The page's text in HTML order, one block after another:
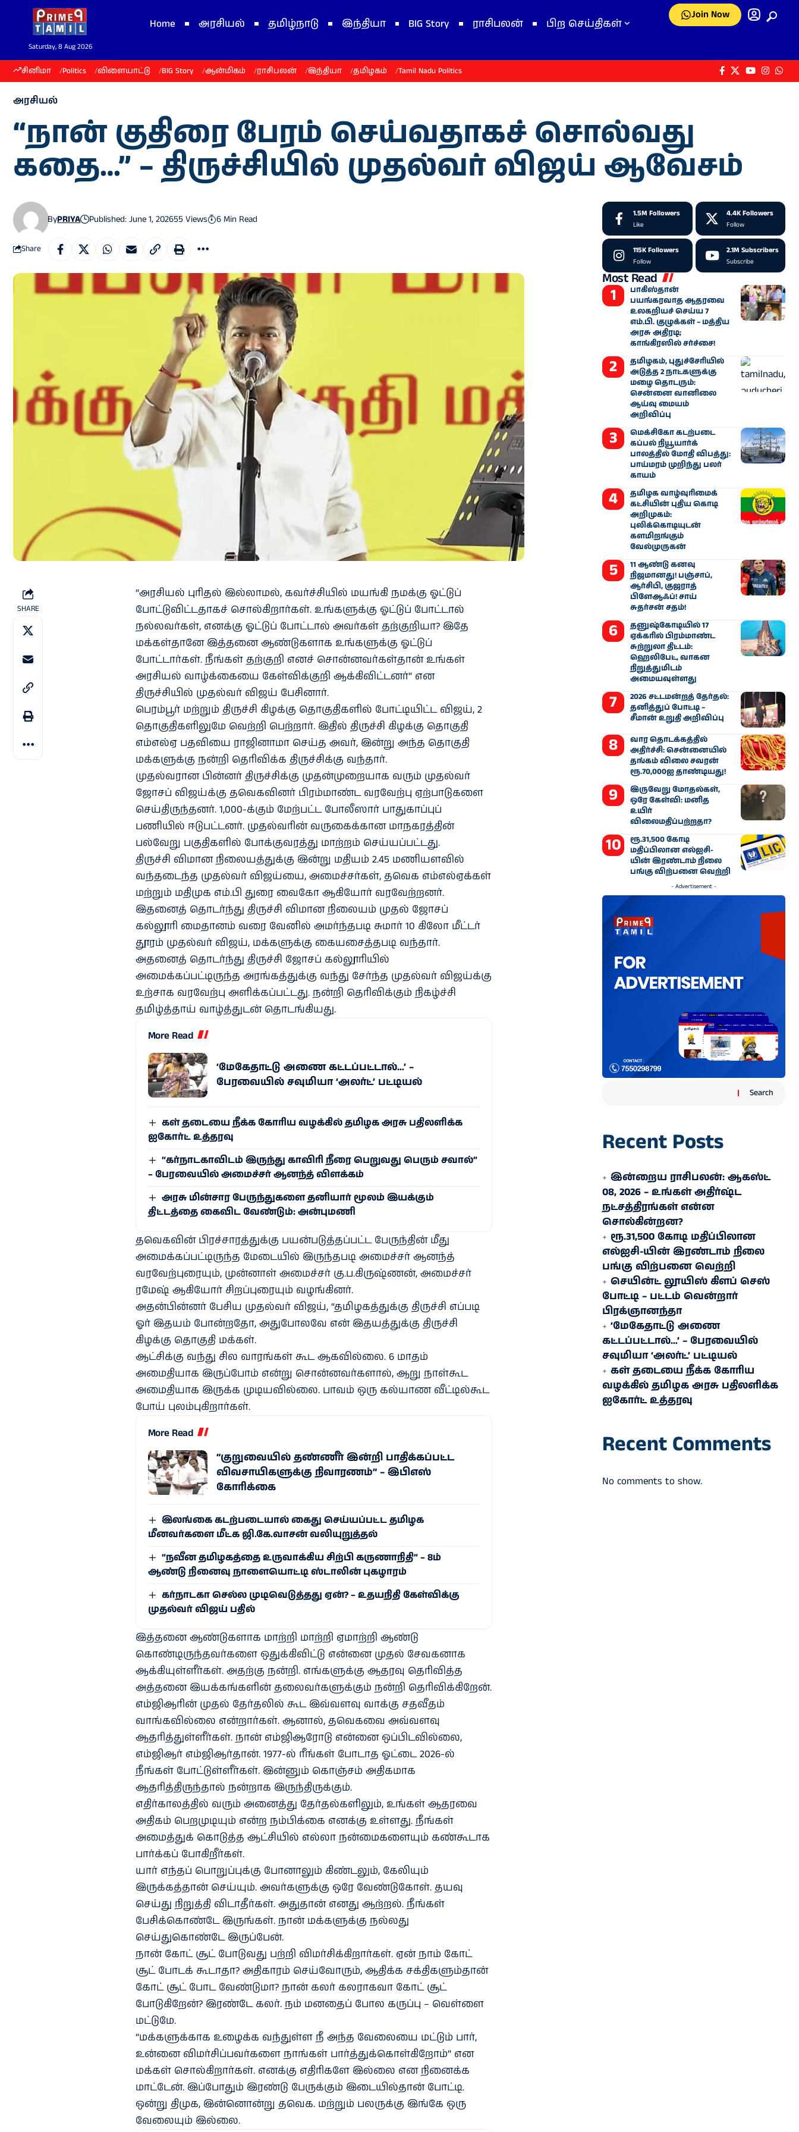
Saturday, 8 Aug 2026
Home அரசியல் தமிழ்நாடு இந்தியா BIG Story ராசிபலன் பிற செய்திகள்
Join Now
சினிமா Politics விளையாட்டு BIG Story ஆன்மிகம் ராசிபலன் இந்தியா தமிழகம் Tamil Nadu Politics
அரசியல்
“நான் குதிரை பேரம் செய்வதாகச் சொல்வது
கதை…” – திருச்சியில் முதல்வர் விஜய் ஆவேசம்
ByPRIYA Published: June 1, 202655 Views 6 Min Read
Share
SHARE
“அரசியல் புரிதல் இல்லாமல், கவர்ச்சியில் மயங்கி நமக்கு ஓட்டுப்
போட்டுவிட்டதாகச் சொல்கிறார்கள். உங்களுக்கு ஓட்டுப் போட்டால்
நல்லவர்கள், எனக்கு ஓட்டுப் போட்டால் அவர்கள் தற்குறியா? இதே
மக்கள்தானே இத்தனை ஆண்டுகளாக உங்களுக்கு ஓட்டுப்
போட்டார்கள். நீங்கள் தற்குறி எனச் சொன்னவர்கள்தான் உங்கள்
அரசியல் வாழ்க்கையை கேள்விக்குறி ஆக்கிவிட்டனர்” என
திருச்சியில் முதல்வர் விஜய் பேசினார்.
பெரம்பூர் மற்றும் திருச்சி கிழக்கு தொகுதிகளில் போட்டியிட்ட விஜய், 2
தொகுதிகளிலுமே வெற்றி பெற்றார். இதில் திருச்சி கிழக்கு தொகுதி
எம்எல்ஏ பதவியை ராஜினாமா செய்த அவர், இன்று அந்த தொகுதி
மக்களுக்கு நன்றி தெரிவிக்க திருச்சிக்கு வந்தார்.
முதல்வரான பின்னர் திருச்சிக்கு முதன்முறையாக வரும் முதல்வர்
ஜோசப் விஜய்க்கு தவெகவினர் பிரம்மாண்ட வரவேற்பு ஏற்பாடுகளை
செய்திருந்தனர். 1,000-க்கும் மேற்பட்ட போலீஸார் பாதுகாப்புப்
பணியில் ஈடுபட்டனர். முதல்வரின் வருகைக்கான மாநகரத்தின்
பல்வேறு பகுதிகளில் போக்குவரத்து மாற்றம் செய்யப்பட்டது.
திருச்சி விமான நிலையத்துக்கு இன்று மதியம் 2.45 மணியளவில்
வந்தடைந்த முதல்வர் விஜய்யை, அமைச்சர்கள், தவெக எம்எல்ஏக்கள்
மற்றும் மதிமுக எம்.பி துரை வைகோ ஆகியோர் வரவேற்றனர்.
இதனைத் தொடர்ந்து திருச்சி விமான நிலையம் முதல் ஜோசப்
கல்லூரி மைதானம் வரை வேனில் அமர்ந்தபடி சுமார் 10 கிலோ மீட்டர்
தூரம் முதல்வர் விஜய், மக்களுக்கு கையசைத்தபடி வந்தார்.
அதனைத் தொடர்ந்து திருச்சி ஜோசப் கல்லூரியில்
அமைக்கப்பட்டிருந்த அரங்கத்துக்கு வந்து சேர்ந்த முதல்வர் விஜய்க்கு
உற்சாக வரவேற்பு அளிக்கப்பட்டது. நன்றி தெரிவிக்கும் நிகழ்ச்சி
தமிழ்த்தாய் வாழ்த்துடன் தொடங்கியது.
More Read
‘மேகேதாட்டு அணை கட்டப்பட்டால்…’ –
பேரவையில் சவுமியா ‘அலர்ட்’ பட்டியல்
கள் தடையை நீக்க கோரிய வழக்கில் தமிழக அரசு பதிலளிக்க
ஐகோர்ட் உத்தரவு
“கர்நாடகாவிடம் இருந்து காவிரி நீரை பெறுவது பெரும் சவால்”
– பேரவையில் அமைச்சர் ஆனந்த் விளக்கம்
அரசு மின்சார பேருந்துகளை தனியார் மூலம் இயக்கும்
திட்டத்தை கைவிட வேண்டும்: அன்புமணி
தவெகவின் பிரச்சாரத்துக்கு பயன்படுத்தப்பட்ட பேருந்தின் மீது
அமைக்கப்பட்டிருந்த மேடையில் இருந்தபடி அமைச்சர் ஆனந்த்
வரவேற்புரையும், முன்னாள் அமைச்சர் கு.ப.கிருஷ்ணன், அமைச்சர்
ரமேஷ் ஆகியோர் சிறப்புரையும் வழங்கினர்.
அதன்பின்னர் பேசிய முதல்வர் விஜய், “தமிழகத்துக்கு திருச்சி எப்படி
ஓர் இதயம் போன்றதோ, அதுபோலவே என் இதயத்துக்கு திருச்சி
கிழக்கு தொகுதி மக்கள்.
ஆட்சிக்கு வந்து சில வாரங்கள் கூட ஆகவில்லை. 6 மாதம்
அமைதியாக இருப்போம் என்று சொன்னவர்களால், ஆறு நாள்கூட
அமைதியாக இருக்க முடியவில்லை. பாவம் ஒரு கல்யாண வீட்டில்கூட
போய் புலம்புகிறார்கள்.
More Read
“குறுவையில் தண்ணீர் இன்றி பாதிக்கப்பட்ட
விவசாயிகளுக்கு நிவாரணம்” – இபிஎஸ்
கோரிக்கை
இலங்கை கடற்படையால் கைது செய்யப்பட்ட தமிழக
மீனவர்களை மீட்க ஜி.கே.வாசன் வலியுறுத்தல்
“நவீன தமிழகத்தை உருவாக்கிய சிற்பி கருணாநிதி” – 8ம்
ஆண்டு நினைவு நாளையொட்டி ஸ்டாலின் புகழாரம்
கர்நாடகா செல்ல முடிவெடுத்தது ஏன்? – உதயநிதி கேள்விக்கு
முதல்வர் விஜய் பதில்
இத்தனை ஆண்டுகளாக மாற்றி மாற்றி ஏமாற்றி ஆண்டு
கொண்டிருந்தவர்களை ஒதுக்கிவிட்டு என்னை முதல் சேவகனாக
ஆக்கியுள்ளீர்கள். அதற்கு நன்றி. எங்களுக்கு ஆதரவு தெரிவித்த
அத்தனை இயக்கங்களின் தலைவர்களுக்கும் நன்றி தெரிவிக்கிறேன்.
எம்ஜிஆரின் முதல் தேர்தலில் கூட இவ்வளவு வாக்கு சதவீதம்
வாங்கவில்லை என்றார்கள். ஆனால், தவெகவை அவ்வளவு
ஆதரித்துள்ளீர்கள். நான் எம்ஜிஆரோடு என்னை ஒப்பிடவில்லை,
எம்ஜிஆர் எம்ஜிஆர்தான். 1977-ல் ரீங்கள் போடாத ஓட்டை 2026-ல்
நீங்கள் போட்டுள்ளீர்கள். இன்னும் கொஞ்சம் அதிகமாக
ஆதரித்திருந்தால் நன்றாக இருந்திருக்கும்.
எதிர்காலத்தில் வரும் அனைத்து தேர்தல்களிலும், உங்கள் ஆதரவை
அதிகம் பெறமுடியும் என்ற நம்பிக்கை எனக்கு உள்ளது. நீங்கள்
அமைத்துக் கொடுத்த ஆட்சியில் எல்லா நன்மைகளையும் கண்கூடாக
பார்க்கப் போகிறீர்கள்.
யார் எந்தப் பொறுப்புக்கு போனாலும் கிண்டலும், கேலியும்
இருக்கத்தான் செய்யும். அவர்களுக்கு ஒரே வேண்டுகோள். தயவு
செய்து நிறுத்தி விடாதீர்கள். அதுதான் எனது ஆற்றல். நீங்கள்
பேசிக்கொண்டே இருங்கள். நான் மக்களுக்கு நல்லது
செய்துகொண்டே இருப்பேன்.
நான் கோட் சூட் போடுவது பற்றி விமர்சிக்கிறார்கள். ஏன் நாம் கோட்
சூட் போடக் கூடாதா? அதிகாரம் செய்வோரும், ஆதிக்க சக்திகளும்தான்
கோட் சூட் போட வேண்டுமா? நான் கலர் கலராகவா கோட் சூட்
போடுகிறேன்? இரண்டே கலர். நம் மனதைப் போல கருப்பு – வெள்ளை
மட்டுமே.
“மக்களுக்காக உழைக்க வந்துள்ள நீ அந்த வேலையை மட்டும் பார்,
உன்னை விமர்சிப்பவர்களை நாங்கள் பார்த்துக்கொள்கிறோம்” என
மக்கள் சொல்கிறார்கள். எனக்கு எதிரிகளே இல்லை என நினைக்க
மாட்டேன். இப்போதும் இரண்டு பேருக்கும் இடையில்தான் போட்டி.
ஒன்று திமுக, இன்னொன்று தவெக. மற்றும் பலருக்கு இங்கே ஒரு
வேலையும் இல்லை.
1.5M Followers
Like
4.4K Followers
Follow
115K Followers
Follow
2.1M Subscribers
Subscribe
Most Read
பாகிஸ்தான்
பயங்கரவாத ஆதரவை
உலகறியச் செய்ய 7
எம்.பி. குழுக்கள் – மத்திய
அரசு அதிரடி;
காங்கிரஸில் சர்ச்சை!
தமிழகம், புதுச்சேரியில்
அடுத்த 2 நாட்களுக்கு
மழை தொடரும்:
சென்னை வானிலை
ஆய்வு மையம்
அறிவிப்பு
மெக்சிகோ கடற்படை
கப்பல் நியூயார்க்
பாலத்தில் மோதி விபத்து:
பாய்மரம் முறிந்து பலர்
காயம்
தமிழக வாழ்வுரிமைக்
கட்சியின் புதிய கொடி
அறிமுகம்:
புலிக்கொடியுடன்
களமிறங்கும்
வேல்முருகன்
11 ஆண்டு கனவு
நிஜமானது! பஞ்சாப்,
ஆர்சிபி, குஜராத்
பிளேஆஃப்! சாய்
சுதர்சன் சதம்!
தனுஷ்கோடியில் 17
ஏக்கரில் பிரம்மாண்ட
சுற்றுலா திட்டம்:
ஹெலிபேட், வாகன
நிறுத்துமிடம்
அமையவுள்ளது
2026 சட்டமன்றத் தேர்தல்:
தனித்துப் போட்டி –
சீமான் உறுதி அறிவிப்பு
வார தொடக்கத்தில்
அதிர்ச்சி: சென்னையில்
தங்கம் விலை சவரன்
ரூ.70,000ஐ தாண்டியது!
இருவேறு மோதல்கள்,
ஒரே கேள்வி: மனித
உயிர்
விலைமதிப்பற்றதா?
ரூ.31,500 கோடி
மதிப்பிலான எல்ஐசி-​
யின் இரண்​டாம் நிலை
பங்கு விற்பனை வெற்றி
- Advertisement -
Search
Recent Posts
இன்றைய ராசிபலன்: ஆகஸ்ட்
08, 2026 – உங்கள் அதிர்ஷ்ட
நட்சத்திரங்கள் என்ன
சொல்கின்றன?
ரூ.31,500 கோடி மதிப்பிலான
எல்ஐசி-​யின் இரண்​டாம் நிலை
பங்கு விற்பனை வெற்றி
செயின்ட் லூயிஸ் கிளப் செஸ்
போட்டி – பட்டம் வென்றார்
பிரக்ஞானந்தா
‘மேகேதாட்டு அணை
கட்டப்பட்டால்…’ – பேரவையில்
சவுமியா ‘அலர்ட்’ பட்டியல்
கள் தடையை நீக்க கோரிய
வழக்கில் தமிழக அரசு பதிலளிக்க
ஐகோர்ட் உத்தரவு
Recent Comments
No comments to show.